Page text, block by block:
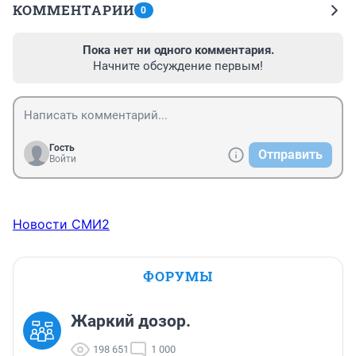
КОММЕНТАРИИ 0
Пока нет ни одного комментария.
Начните обсуждение первым!
Гость
Войти
Отправить
Новости СМИ2
ФОРУМЫ
Жаркий дозор.
198 651 1 000